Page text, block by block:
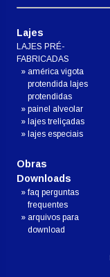
Lajes
LAJES PRÉ-
FABRICADAS
américa vigota
protendida lajes
protendidas
painel alveolar
lajes treliçadas
lajes especiais
Obras
Downloads
faq perguntas
frequentes
arquivos para
download